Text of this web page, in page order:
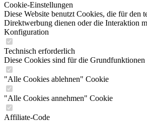
Cookie-Einstellungen
Diese Website benutzt Cookies, die für den
Direktwerbung dienen oder die Interaktion
Konfiguration
Technisch erforderlich
Diese Cookies sind für die Grundfunktionen
"Alle Cookies ablehnen" Cookie
"Alle Cookies annehmen" Cookie
Affiliate-Code